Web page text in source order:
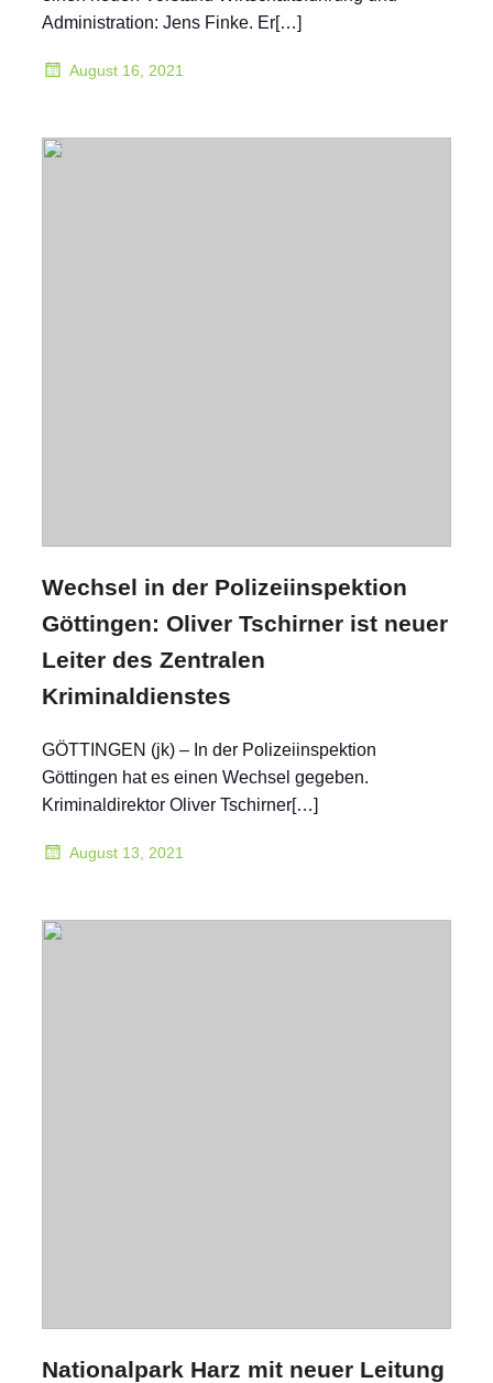
Administration: Jens Finke. Er[…]
August 16, 2021
Wechsel in der Polizeiinspektion
Göttingen: Oliver Tschirner ist neuer
Leiter des Zentralen
Kriminaldienstes
GÖTTINGEN (jk) – In der Polizeiinspektion
Göttingen hat es einen Wechsel gegeben.
Kriminaldirektor Oliver Tschirner[…]
August 13, 2021
Nationalpark Harz mit neuer Leitung